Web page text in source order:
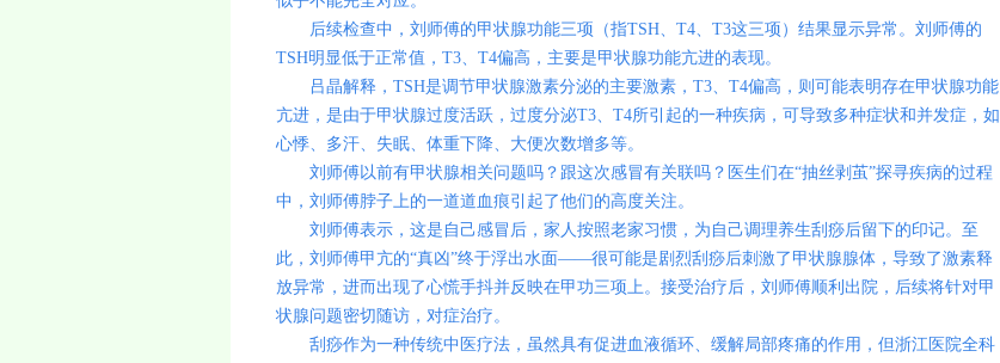
后续检查中，刘师傅的甲状腺功能三项（指TSH、T4、T3这三项）结果显示异常。刘师傅的
TSH明显低于正常值，T3、T4偏高，主要是甲状腺功能亢进的表现。
吕晶解释，TSH是调节甲状腺激素分泌的主要激素，T3、T4偏高，则可能表明存在甲状腺功能
亢进，是由于甲状腺过度活跃，过度分泌T3、T4所引起的一种疾病，可导致多种症状和并发症，如
心悸、多汗、失眠、体重下降、大便次数增多等。
刘师傅以前有甲状腺相关问题吗？跟这次感冒有关联吗？医生们在“抽丝剥茧”探寻疾病的过程
中，刘师傅脖子上的一道道血痕引起了他们的高度关注。
刘师傅表示，这是自己感冒后，家人按照老家习惯，为自己调理养生刮痧后留下的印记。至
此，刘师傅甲亢的“真凶”终于浮出水面——很可能是剧烈刮痧后刺激了甲状腺腺体，导致了激素释
放异常，进而出现了心慌手抖并反映在甲功三项上。接受治疗后，刘师傅顺利出院，后续将针对甲
状腺问题密切随访，对症治疗。
刮痧作为一种传统中医疗法，虽然具有促进血液循环、缓解局部疼痛的作用，但浙江医院全科